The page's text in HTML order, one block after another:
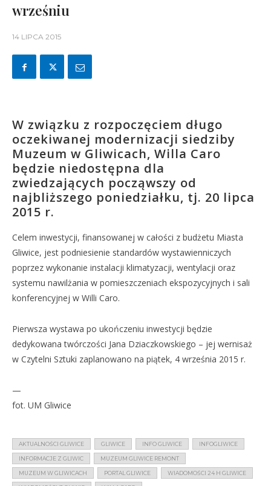
wrześniu
14 LIPCA 2015
W związku z rozpoczęciem długo
oczekiwanej modernizacji siedziby
Muzeum w Gliwicach, Willa Caro
będzie niedostępna dla
zwiedzających począwszy od
najbliższego poniedziałku, tj. 20 lipca
2015 r.
Celem inwestycji, finansowanej w całości z budżetu Miasta
Gliwice, jest podniesienie standardów wystawienniczych
poprzez wykonanie instalacji klimatyzacji, wentylacji oraz
systemu nawilżania w pomieszczeniach ekspozycyjnych i sali
konferencyjnej w Willi Caro.
Pierwsza wystawa po ukończeniu inwestycji będzie
dedykowana twórczości Jana Dziaczkowskiego – jej wernisaż
w Czytelni Sztuki zaplanowano na piątek, 4 września 2015 r.
—
fot. UM Gliwice
AKTUALNOŚCI GLIWICE GLIWICE INFO GLIWICE INFOGLIWICE
INFORMACJE Z GLIWIC MUZEUM GLIWICE REMONT
MUZEUM W GLIWICACH PORTAL GLIWICE WIADOMOŚCI 24 H GLIWICE